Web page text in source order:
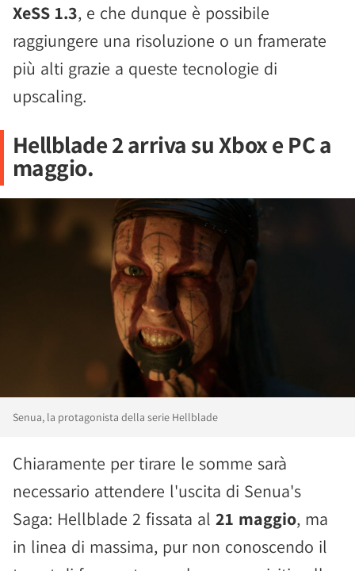
XeSS 1.3, e che dunque è possibile
raggiungere una risoluzione o un framerate
più alti grazie a queste tecnologie di
upscaling.
Hellblade 2 arriva su Xbox e PC a
maggio.
Senua, la protagonista della serie Hellblade
Chiaramente per tirare le somme sarà
necessario attendere l'uscita di Senua's
Saga: Hellblade 2 fissata al 21 maggio, ma
in linea di massima, pur non conoscendo il